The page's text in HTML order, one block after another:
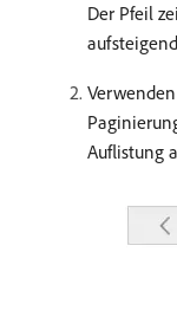
Der Pfeil
Auflistung